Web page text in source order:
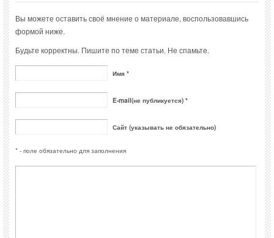
Вы можете оставить своё мнение о материале, воспользовавшись
формой ниже.
Будьте корректны. Пишите по теме статьи. Не спамьте.
Имя *
E-mail(не публикуется) *
Сайт (указывать не обязательно)
* - поле обязательно для заполнения